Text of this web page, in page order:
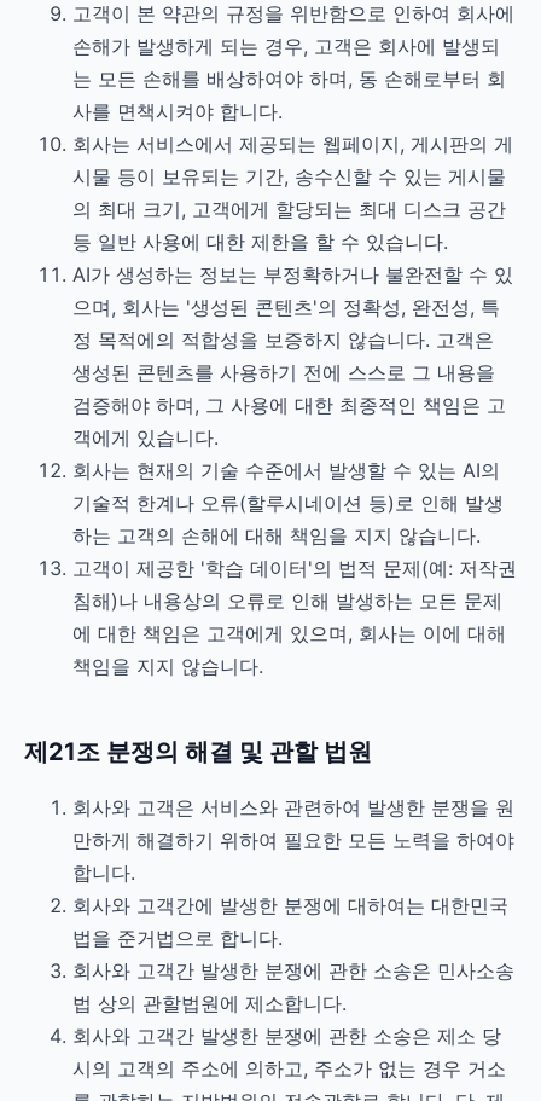
고객이 본 약관의 규정을 위반함으로 인하여 회사에
손해가 발생하게 되는 경우, 고객은 회사에 발생되
는 모든 손해를 배상하여야 하며, 동 손해로부터 회
사를 면책시켜야 합니다.
회사는 서비스에서 제공되는 웹페이지, 게시판의 게
시물 등이 보유되는 기간, 송수신할 수 있는 게시물
의 최대 크기, 고객에게 할당되는 최대 디스크 공간
등 일반 사용에 대한 제한을 할 수 있습니다.
AI가 생성하는 정보는 부정확하거나 불완전할 수 있
으며, 회사는 '생성된 콘텐츠'의 정확성, 완전성, 특
정 목적에의 적합성을 보증하지 않습니다. 고객은
생성된 콘텐츠를 사용하기 전에 스스로 그 내용을
검증해야 하며, 그 사용에 대한 최종적인 책임은 고
객에게 있습니다.
회사는 현재의 기술 수준에서 발생할 수 있는 AI의
기술적 한계나 오류(할루시네이션 등)로 인해 발생
하는 고객의 손해에 대해 책임을 지지 않습니다.
고객이 제공한 '학습 데이터'의 법적 문제(예: 저작권
침해)나 내용상의 오류로 인해 발생하는 모든 문제
에 대한 책임은 고객에게 있으며, 회사는 이에 대해
책임을 지지 않습니다.
제21조 분쟁의 해결 및 관할 법원
회사와 고객은 서비스와 관련하여 발생한 분쟁을 원
만하게 해결하기 위하여 필요한 모든 노력을 하여야
합니다.
회사와 고객간에 발생한 분쟁에 대하여는 대한민국
법을 준거법으로 합니다.
회사와 고객간 발생한 분쟁에 관한 소송은 민사소송
법 상의 관할법원에 제소합니다.
회사와 고객간 발생한 분쟁에 관한 소송은 제소 당
시의 고객의 주소에 의하고, 주소가 없는 경우 거소